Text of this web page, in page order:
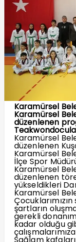
Karamürsel
Karamürsel
düzenlenen
Karamürsel
düzenlenen
Karamürsel
İlçe Spor
Karamürsel
düzenlenen
yükseldikleri
Karamürsel
şartların
gerekli
kadar olduğu